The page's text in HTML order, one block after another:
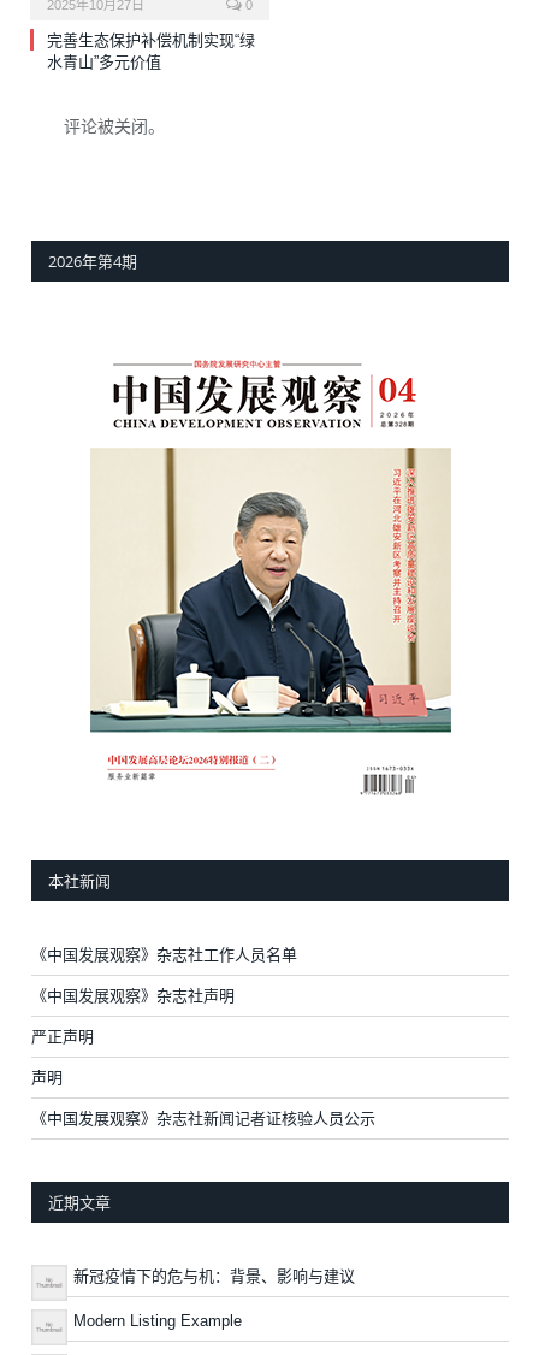
2025年10月27日 0
完善生态保护补偿机制实现“绿
水青山”多元价值
评论被关闭。
2026年第4期
本社新闻
《中国发展观察》杂志社工作人员名单
《中国发展观察》杂志社声明
严正声明
声明
《中国发展观察》杂志社新闻记者证核验人员公示
近期文章
新冠疫情下的危与机：背景、影响与建议
Modern Listing Example